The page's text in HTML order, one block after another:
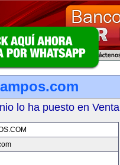
lo ha puesto en Venta